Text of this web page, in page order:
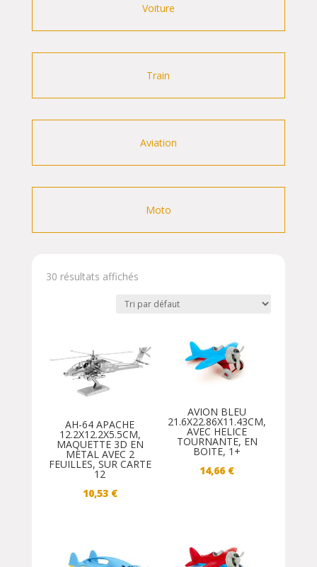
Voiture
Train
Aviation
Moto
30 résultats affichés
AH-64 APACHE
12.2X12.2X5.5CM,
MAQUETTE 3D EN
METAL AVEC 2
FEUILLES, SUR CARTE
12
10,53 €
AVION BLEU
21.6X22.86X11.43CM,
AVEC HELICE
TOURNANTE, EN
BOITE, 1+
14,66 €